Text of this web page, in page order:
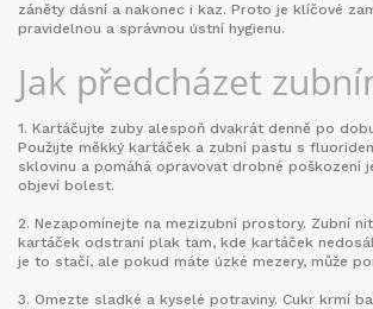
záněty dásní a nakonec i kaz. Proto je klíčové
pravidelnou a správnou ústní hygienu.
Jak předcházet
1. Kartáčujte zuby alespoň dvakrát denně po
Použijte měkký kartáček a zubní pastu s
sklovinu a pomáhá opravovat drobné poškození
objeví bolest.
2. Nezapomínejte na mezizubní prostory. Zubní
kartáček odstraní plak tam, kde kartáček
je to stačí, ale pokud máte úzké mezery, může
3. Omezte sladké a kyselé potraviny. Cukr krmí